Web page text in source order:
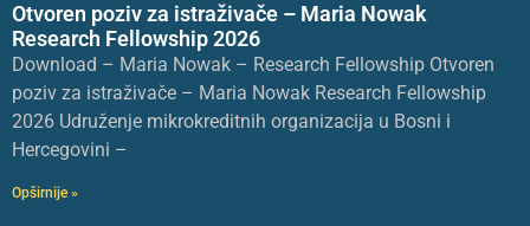
Otvoren poziv za istraživače – Maria Nowak
Research Fellowship 2026
Download – Maria Nowak – Research Fellowship Otvoren
poziv za istraživače – Maria Nowak Research Fellowship
2026 Udruženje mikrokreditnih organizacija u Bosni i
Hercegovini –
Opširnije »